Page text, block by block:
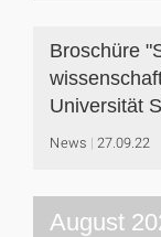
Broschüre
Universität
News 27.09.22
August